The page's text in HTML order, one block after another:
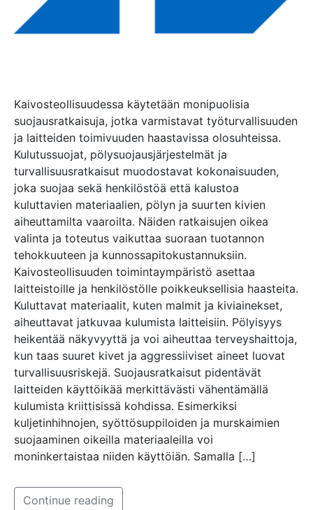
Kaivosteollisuudessa käytetään monipuolisia
suojausratkaisuja, jotka varmistavat työturvallisuuden
ja laitteiden toimivuuden haastavissa olosuhteissa.
Kulutussuojat, pölysuojausjärjestelmät ja
turvallisuusratkaisut muodostavat kokonaisuuden,
joka suojaa sekä henkilöstöä että kalustoa
kuluttavien materiaalien, pölyn ja suurten kivien
aiheuttamilta vaaroilta. Näiden ratkaisujen oikea
valinta ja toteutus vaikuttaa suoraan tuotannon
tehokkuuteen ja kunnossapitokustannuksiin.
Kaivosteollisuuden toimintaympäristö asettaa
laitteistoille ja henkilöstölle poikkeuksellisia haasteita.
Kuluttavat materiaalit, kuten malmit ja kiviainekset,
aiheuttavat jatkuvaa kulumista laitteisiin. Pölyisyys
heikentää näkyvyyttä ja voi aiheuttaa terveyshaittoja,
kun taas suuret kivet ja aggressiiviset aineet luovat
turvallisuusriskejä. Suojausratkaisut pidentävät
laitteiden käyttöikää merkittävästi vähentämällä
kulumista kriittisissä kohdissa. Esimerkiksi
kuljetinhihnojen, syöttösuppiloiden ja murskaimien
suojaaminen oikeilla materiaaleilla voi
moninkertaistaa niiden käyttöiän. Samalla […]
Continue reading